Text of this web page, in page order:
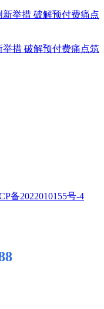
措 破解预付费痛点筑
备2022010155号-4